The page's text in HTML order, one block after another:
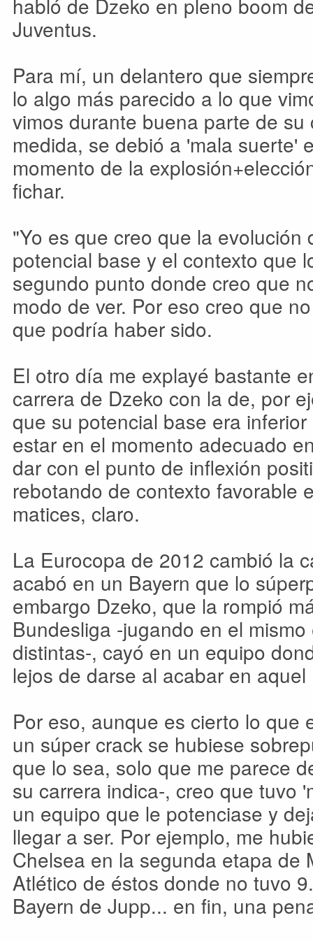
habló de Dzeko en pleno boom
Juventus.
Para mí, un delantero que
lo algo más parecido a lo que
vimos durante buena parte de
medida, se debió a 'mala suerte'
momento de la
fichar.
"Yo es que creo que la
potencial base y el contexto que
segundo punto donde creo que
modo de ver. Por eso creo que
que podría haber sido.
El otro día me explayé bastante
carrera de Dzeko con la de, por
que su potencial base era
estar en el momento adecuado
dar con el punto de inflexión
rebotando de contexto favorable
matices, claro.
La Eurocopa de 2012 cambió la
acabó en un Bayern que lo
embargo Dzeko, que la rompió
Bundesliga -jugando en el
distintas-, cayó en un equipo
lejos de darse al acabar en
Por eso, aunque es cierto lo que
un súper crack se hubiese
que lo sea, solo que me parece
su carrera indica-, creo que tuvo
un equipo que le potenciase y
llegar a ser. Por ejemplo, me
Chelsea en la segunda etapa de
Atlético de éstos donde no tuvo
Bayern de Jupp... en fin, una